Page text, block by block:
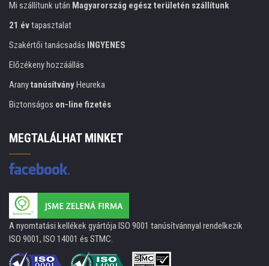
Mi szállítunk után Magyarország egész területén szállítunk
21 évtapasztalat
Szakértői tanácsadás
INGYENES
Előzékeny hozzáállás
Aranytanúsítvány Heureka
Biztonságos on-line fizetés
MEGTALÁLHAT MINKET
A nyomtatási kellékek gyártója ISO 9001 tanúsítvánnyal rendelkezik
ISO 9001, ISO 14001 és STMC.